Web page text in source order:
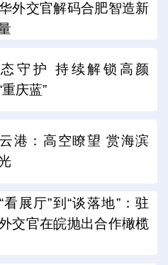
外交官解码合肥智造新
守护 持续解锁高颜
重庆蓝”
港：高空瞭望 赏海滨
看展厅”到“谈落地”：驻
交官在皖抛出合作橄榄